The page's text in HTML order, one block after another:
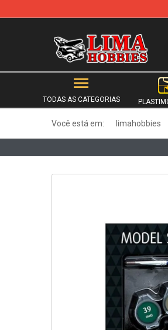
b
TODAS AS CATEGORIAS
Você está em: limahobbies